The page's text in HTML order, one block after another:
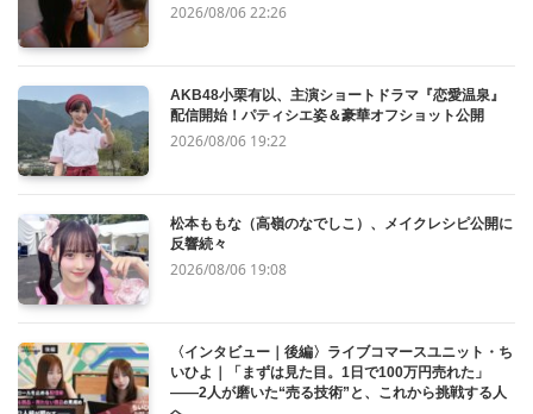
2026/08/06 22:26
AKB48小栗有以、主演ショートドラマ『恋愛温泉』
配信開始！パティシエ姿＆豪華オフショット公開
2026/08/06 19:22
松本ももな（高嶺のなでしこ）、メイクレシピ公開に
反響続々
2026/08/06 19:08
〈インタビュー｜後編〉ライブコマースユニット・ち
いひよ｜「まずは見た目。1日で100万円売れた」
——2人が磨いた“売る技術”と、これから挑戦する人